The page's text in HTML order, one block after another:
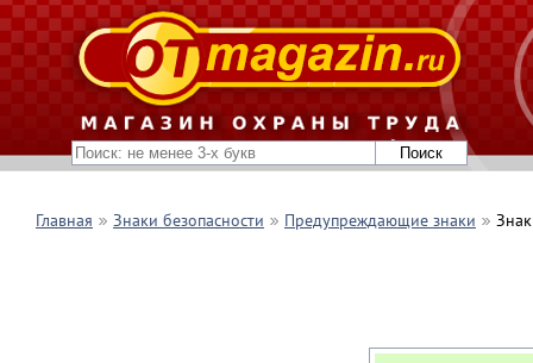
Главная Знаки безопасности Предупреждающие знаки